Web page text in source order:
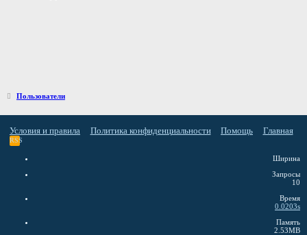
Пользователи
Условия и правила Политика конфиденциальности Помощь Главная
RSS
Ширина
Запросы
10
Время
0.0203s
Память
2.53MB